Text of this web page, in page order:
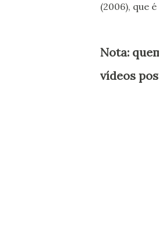
(2006), que
Nota:
vídeos